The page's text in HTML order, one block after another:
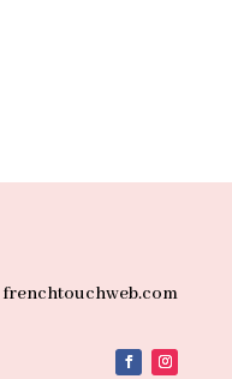
frenchtouchweb.com